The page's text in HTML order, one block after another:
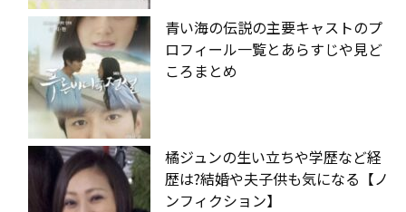
青い海の伝説の主要キャストのプ
ロフィール一覧とあらすじや見ど
ころまとめ
橘ジュンの生い立ちや学歴など経
歴は?結婚や夫子供も気になる【ノ
ンフィクション】